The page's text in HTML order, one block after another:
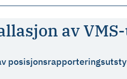
av